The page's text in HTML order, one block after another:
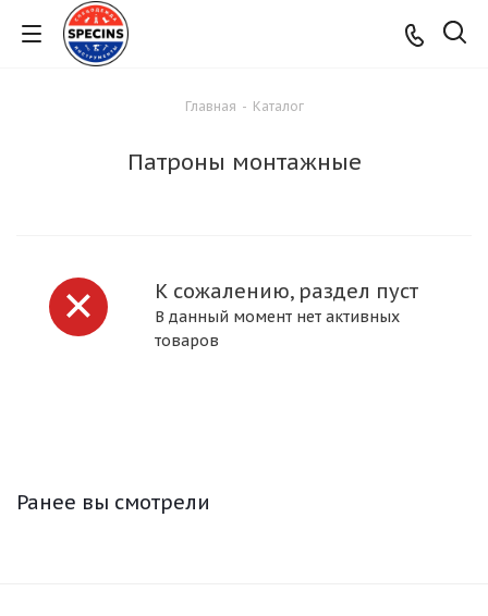
Главная - Каталог
Патроны монтажные
К сожалению, раздел пуст
В данный момент нет активных
товаров
Ранее вы смотрели